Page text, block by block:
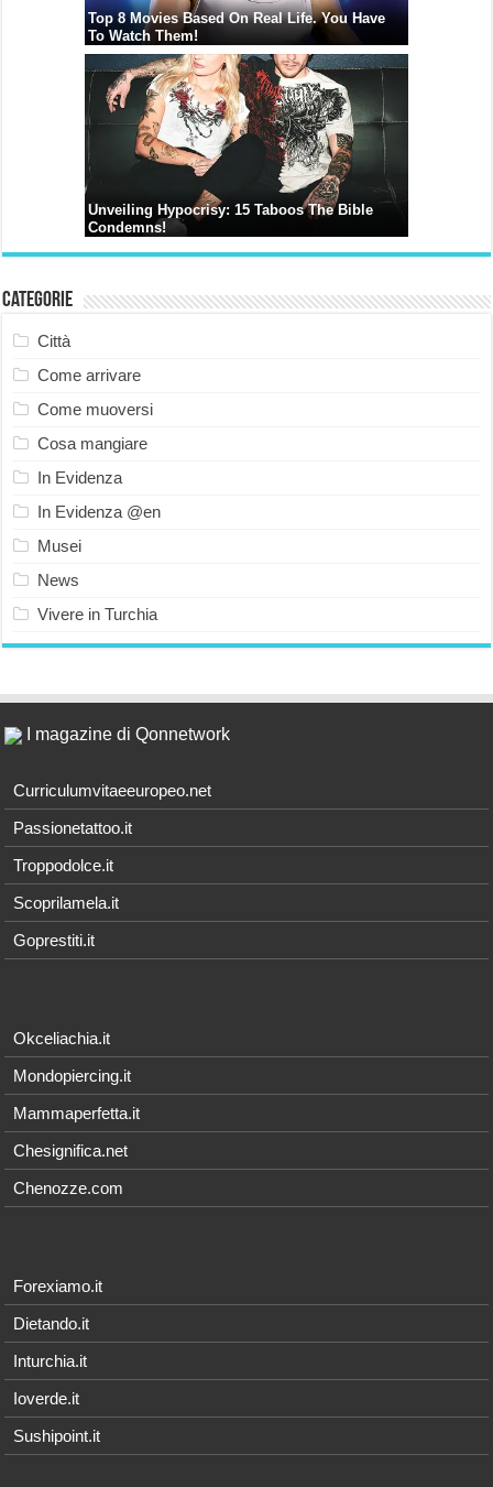
Categorie
Città
Come arrivare
Come muoversi
Cosa mangiare
In Evidenza
In Evidenza @en
Musei
News
Vivere in Turchia
I magazine di Qonnetwork
Curriculumvitaeeuropeo.net
Passionetattoo.it
Troppodolce.it
Scoprilamela.it
Goprestiti.it
Okceliachia.it
Mondopiercing.it
Mammaperfetta.it
Chesignifica.net
Chenozze.com
Forexiamo.it
Dietando.it
Inturchia.it
Ioverde.it
Sushipoint.it